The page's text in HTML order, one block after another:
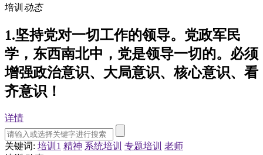
培训 动态
1.坚持党对一切工作的领导。党政军民
学，东西南北中，党是领导一切的。必须
增强政治意识、大局意识、核心意识、看
齐意识！
详情
关键词: 培训1 精神 系统培训 专题培训 老师